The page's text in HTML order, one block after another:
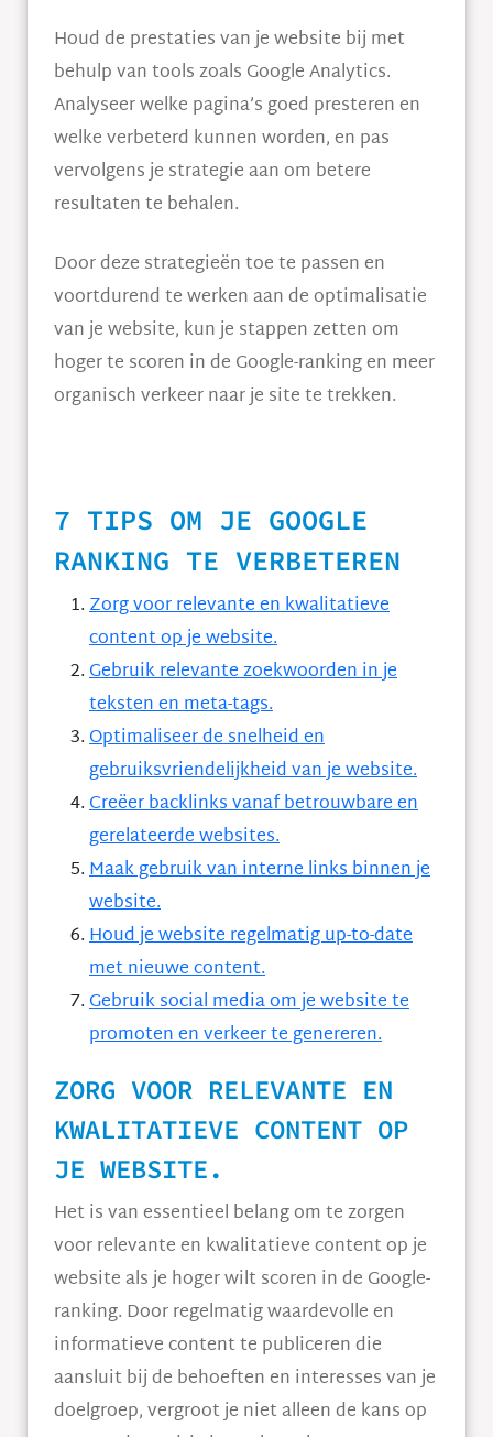
Houd de prestaties van je website bij met
behulp van tools zoals Google Analytics.
Analyseer welke pagina’s goed presteren en
welke verbeterd kunnen worden, en pas
vervolgens je strategie aan om betere
resultaten te behalen.
Door deze strategieën toe te passen en
voortdurend te werken aan de optimalisatie
van je website, kun je stappen zetten om
hoger te scoren in de Google-ranking en meer
organisch verkeer naar je site te trekken.
7 TIPS OM JE GOOGLE
RANKING TE VERBETEREN
Zorg voor relevante en kwalitatieve
content op je website.
Gebruik relevante zoekwoorden in je
teksten en meta-tags.
Optimaliseer de snelheid en
gebruiksvriendelijkheid van je website.
Creëer backlinks vanaf betrouwbare en
gerelateerde websites.
Maak gebruik van interne links binnen je
website.
Houd je website regelmatig up-to-date
met nieuwe content.
Gebruik social media om je website te
promoten en verkeer te genereren.
ZORG VOOR RELEVANTE EN
KWALITATIEVE CONTENT OP
JE WEBSITE.
Het is van essentieel belang om te zorgen
voor relevante en kwalitatieve content op je
website als je hoger wilt scoren in de Google-
ranking. Door regelmatig waardevolle en
informatieve content te publiceren die
aansluit bij de behoeften en interesses van je
doelgroep, vergroot je niet alleen de kans op